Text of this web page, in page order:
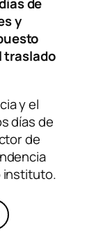
y
traslado
y el
días de
de
instituto.